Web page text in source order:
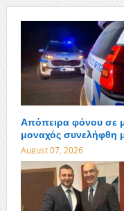
Απόπειρα φόνου σε
μοναχός συνελήφθη
August 07, 2026